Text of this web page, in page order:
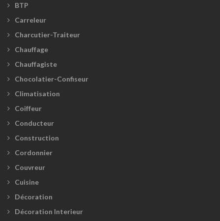
BTP
Carreleur
Charcutier-Traiteur
Chauffage
Chauffagiste
Chocolatier-Confiseur
Climatisation
Coiffeur
Conducteur
Construction
Cordonnier
Couvreur
Cuisine
Décoration
Décoration Interieur